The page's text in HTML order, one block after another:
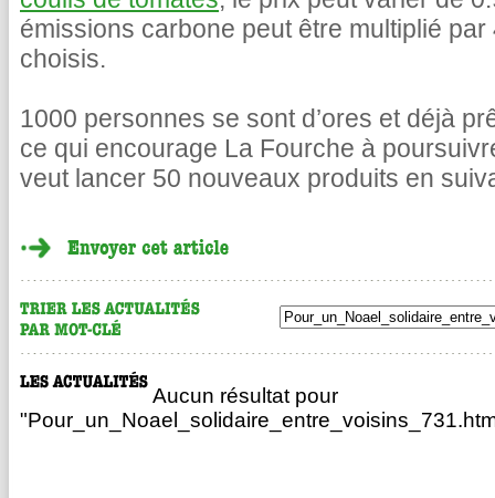
émissions carbone peut être multiplié
choisis.
1000 personnes se sont d’ores et déjà
ce qui encourage La Fourche à
veut lancer 50 nouveaux produits en
Aucun résultat pour